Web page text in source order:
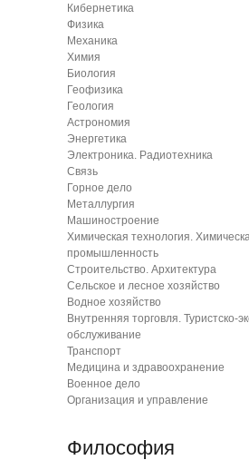
Кибернетика
Физика
Механика
Химия
Биология
Геофизика
Геология
Астрономия
Энергетика
Электроника. Радиотехника
Связь
Горное дело
Металлургия
Машиностроение
Химическая технология.
промышленность
Строительство. Архитектура
Сельское и лесное хозяйство
Водное хозяйство
Внутренняя торговля. Туристско-
обслуживание
Транспорт
Медицина и здравоохранение
Военное дело
Организация и управление
Философия